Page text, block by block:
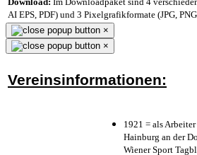
AI EPS, PDF) und 3 Pixelgrafikformate (JPG,
×
×
Vereinsinformationen:
1921 = als
Hainburg an der
Wiener Sport